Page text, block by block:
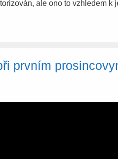
ale ono to vzhledem k
prvním